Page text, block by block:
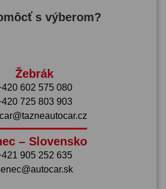
s výberom?
Žebrák
602 575 080
725 803 903
– Slovensko
905 252 635